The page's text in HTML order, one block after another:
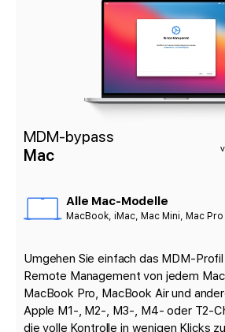
MDM-bypass
Mac
Alle Mac-Modelle
MacBook, iMac, Mac Mini, Mac Pro
Umgehen Sie einfach das MDM-
Remote Management von jedem
MacBook Pro, MacBook Air und
Apple M1-, M2-, M3-, M4- oder T2-
die volle Kontrolle in wenigen Klicks